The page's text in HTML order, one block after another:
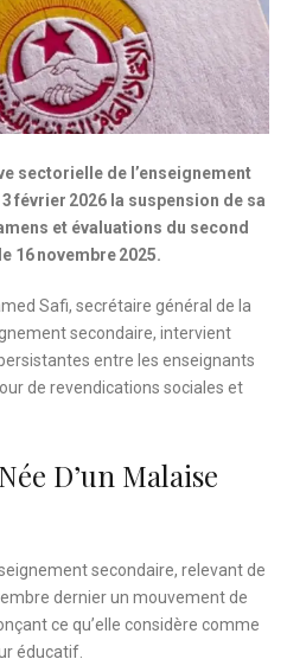
sectorielle de l’enseignement
février 2026 la suspension de sa
et évaluations du second
16 novembre 2025.
Safi, secrétaire général de la
secondaire, intervient
entre les enseignants
de revendications sociales et
D’un Malaise
secondaire, relevant de
dernier un mouvement de
ce qu’elle considère comme
éducatif.